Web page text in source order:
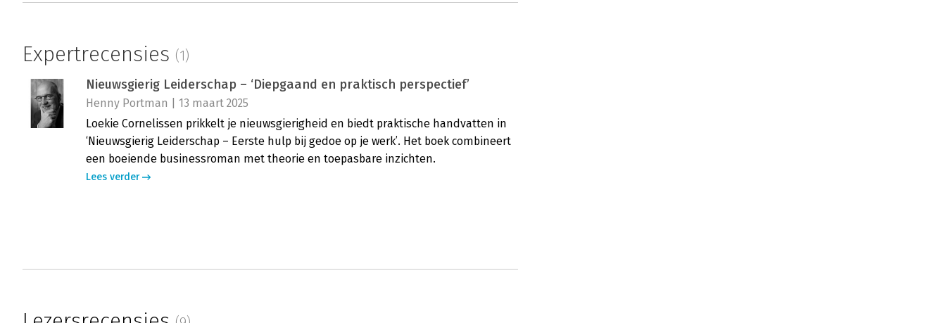
Expertrecensies (1)
Nieuwsgierig Leiderschap – ‘Diepgaand en praktisch perspectief’
Henny Portman | 13 maart 2025
Loekie Cornelissen prikkelt je nieuwsgierigheid en biedt praktische handvatten in
‘Nieuwsgierig Leiderschap – Eerste hulp bij gedoe op je werk’. Het boek combineert
een boeiende businessroman met theorie en toepasbare inzichten.
Lees verder